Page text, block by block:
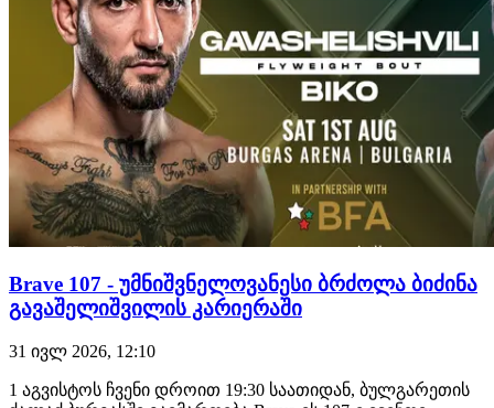
Brave 107 - უმნიშვნელოვანესი ბრძოლა ბიძინა
გავაშელიშვილის კარიერაში
31 ივლ 2026, 12:10
1 აგვისტოს ჩვენი დროით 19:30 საათიდან, ბულგარეთის